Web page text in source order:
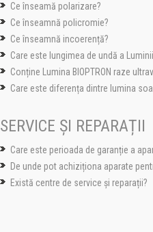
Ce înseamă polarizare?
Ce înseamnă policromie?
Ce înseamnă incoerență?
Care este lungimea de undă a Luminii
Conține Lumina BIOPTRON raze
Care este diferența dintre lumina
SERVICE ȘI REPARAȚII
Care este perioada de garanție a
De unde pot achiziționa aparate
Există centre de service și reparații?